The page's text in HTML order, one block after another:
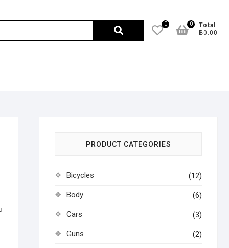
0
Total
฿0.00
0
PRODUCT CATEGORIES
Bicycles (12)
Body (6)
Cars (3)
Guns (2)